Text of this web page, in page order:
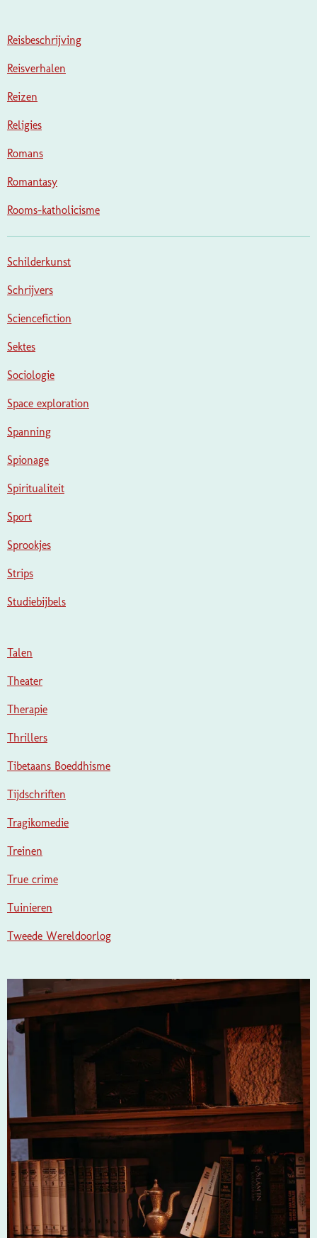
Reisbeschrijving
Reisverhalen
Reizen
Religies
Romans
Romantasy
Rooms-katholicisme
Schilderkunst
Schrijvers
Sciencefiction
Sektes
Sociologie
Space exploration
Spanning
Spionage
Spiritualiteit
Sport
Sprookjes
Strips
Studiebijbels
Talen
Theater
Therapie
Thrillers
Tibetaans Boeddhisme
Tijdschriften
Tragikomedie
Treinen
True crime
Tuinieren
Tweede Wereldoorlog